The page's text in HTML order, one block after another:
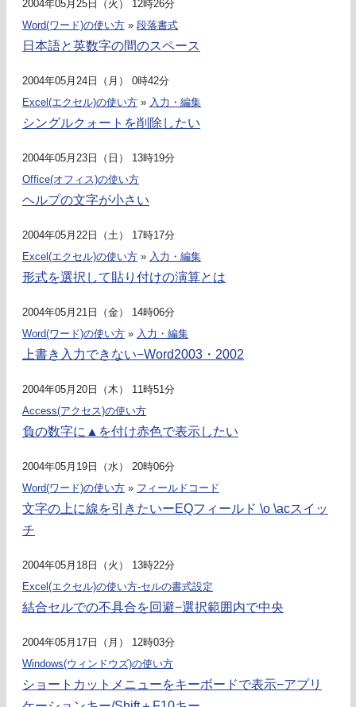
2004年05月25日（火） 12時26分
Word(ワード)の使い方 » 段落書式
日本語と英数字の間のスペース
2004年05月24日（月） 0時42分
Excel(エクセル)の使い方 » 入力・編集
シングルクォートを削除したい
2004年05月23日（日） 13時19分
Office(オフィス)の使い方
ヘルプの文字が小さい
2004年05月22日（土） 17時17分
Excel(エクセル)の使い方 » 入力・編集
形式を選択して貼り付けの演算とは
2004年05月21日（金） 14時06分
Word(ワード)の使い方 » 入力・編集
上書き入力できない−Word2003・2002
2004年05月20日（木） 11時51分
Access(アクセス)の使い方
負の数字に▲を付け赤色で表示したい
2004年05月19日（水） 20時06分
Word(ワード)の使い方 » フィールドコード
文字の上に線を引きたいーEQフィールド \o \acスイッ
チ
2004年05月18日（火） 13時22分
Excel(エクセル)の使い方-セルの書式設定
結合セルでの不具合を回避−選択範囲内で中央
2004年05月17日（月） 12時03分
Windows(ウィンドウズ)の使い方
ショートカットメニューをキーボードで表示−アプリ